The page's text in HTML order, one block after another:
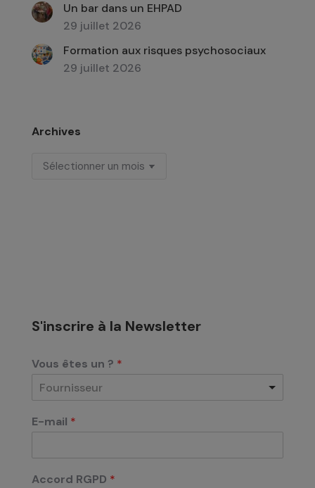
Un bar dans un EHPAD
29 juillet 2026
Formation aux risques psychosociaux
29 juillet 2026
Archives
Archives
S'inscrire à la Newsletter
Vous êtes un ? *
Fournisseur
E-mail *
Accord RGPD *